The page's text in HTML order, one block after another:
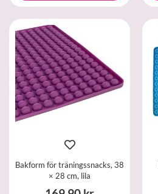
Bakform för träningssnacks, 38
× 28 cm, lila